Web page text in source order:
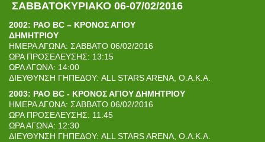
ΣΑΒΒΑΤΟΚΥΡΙΑΚΟ 06-07/02/2016
2002: PAO BC – ΚΡΟΝΟΣ ΑΓΙΟΥ
ΔΗΜΗΤΡΙΟΥ
ΗΜΕΡΑ ΑΓΩΝΑ: ΣΑΒΒΑΤΟ 06/02/2016
ΩΡΑ ΠΡΟΣΕΛΕΥΣΗΣ: 13:15
ΩΡΑ ΑΓΩΝΑ: 14:00
ΔΙΕΥΘΥΝΣΗ ΓΗΠΕΔΟΥ: ALL STARS ARENA, Ο.Α.Κ.Α.
2003: PAO BC - ΚΡΟΝΟΣ ΑΓΙΟΥ ΔΗΜΗΤΡΙΟΥ
ΗΜΕΡΑ ΑΓΩΝΑ: ΣΑΒΒΑΤΟ 06/02/2016
ΩΡΑ ΠΡΟΣΕΛΕΥΣΗΣ: 11:45
ΩΡΑ ΑΓΩΝΑ: 12:30
ΔΙΕΥΘΥΝΣΗ ΓΗΠΕΔΟΥ: ALL STARS ARENA, Ο.Α.Κ.Α.